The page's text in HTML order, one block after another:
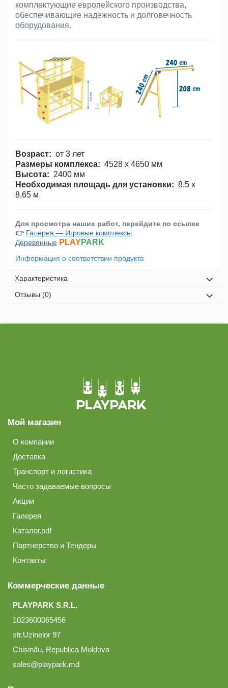
комплектующие европейского производства,
обеспечивающие надежность и долговечность
оборудования.
Возраст: от 3 лет
Размеры комплекса: 4528 х 4650 мм
Высота: 2400 мм
Необходимая площадь для установки: 8,5 х
8,65 м
Для просмотра наших работ, перейдите по ссылке
👉 Галерея — Игровые комплексы
Деревянные PLAYPARK
Информация о соответствии продукта
Характеристика
Отзывы (0)
Мой магазин
О компании
Доставка
Транспорт и логистика
Часто задаваемые вопросы
Акции
Галерея
Каталог.pdf
Партнерство и Тендеры
Контакты
Коммерческие данные
PLAYPARK S.R.L.
1023600065456
str.Uzinelor 97
Chișinău, Republica Moldova
sales@playpark.md